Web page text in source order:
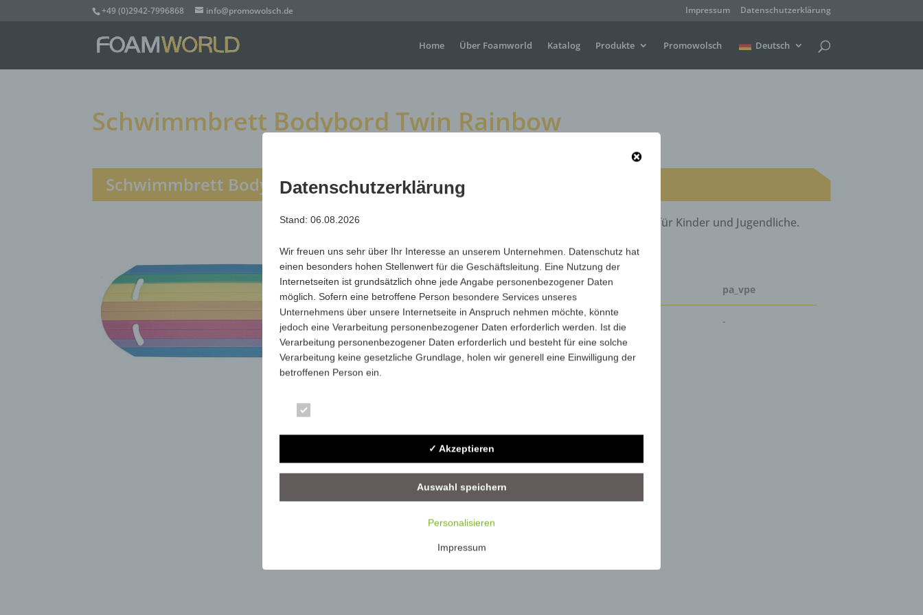
+49 (0)2942-7996868 info@promowolsch.de Impressum Datenschutzerklärung
Home Über Foamworld Katalog Produkte Promowolsch Deutsch
Schwimmbrett Bodybord Twin Rainbow
Schwimmbrett Bodybord Twin Rainbow
Sichtbarer Werbeträger für Ihre nächste Sommeraktion. Geeignet für Kinder und Jugendliche.
Material Polyäthylen (PE) Schaum
Art.-Nr. Variante Mindestmenge pa_vpe
1510 112 -
Datenschutzerklärung
Stand: 06.08.2026
Wir freuen uns sehr über Ihr Interesse an unserem Unternehmen. Datenschutz hat
einen besonders hohen Stellenwert für die Geschäftsleitung. Eine Nutzung der
Internetseiten ist grundsätzlich ohne jede Angabe personenbezogener Daten
möglich. Sofern eine betroffene Person besondere Services unseres
Unternehmens über unsere Internetseite in Anspruch nehmen möchte, könnte
jedoch eine Verarbeitung personenbezogener Daten erforderlich werden. Ist die
Verarbeitung personenbezogener Daten erforderlich und besteht für eine solche
Verarbeitung keine gesetzliche Grundlage, holen wir generell eine Einwilligung der
betroffenen Person ein.
Die Verarbeitung personenbezogener Daten, beispielsweise des Namens, der
Anschrift, E-Mail-Adresse oder Telefonnummer einer betroffenen Person, erfolgt
stets im Einklang mit der Datenschutz-Grundverordnung und in Übereinstimmung
mit den für uns geltenden landesspezifischen Datenschutzbestimmungen. Mittels
dieser Datenschutzerklärung möchte unser Unternehmen die Öffentlichkeit über
personenbezogenen Daten informieren. Ferner werden betroffene Personen mittels
Wir haben als für die Verarbeitung Verantwortlicher zahlreiche technische und
organisatorische Maßnahmen umgesetzt, um einen möglichst lückenlosen Schutz
der über diese Internetseite verarbeiteten personenbezogenen Daten
✓ Akzeptieren
Auswahl speichern
Personalisieren
Impressum